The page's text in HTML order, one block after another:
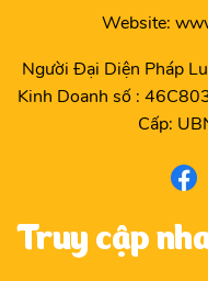
Website:
Người Đại Diện Pháp
Kinh Doanh số :
Cấp:
Truy cập